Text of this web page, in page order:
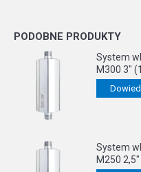
PODOBNE PRODUKTY
System
M300 3"
System
M250